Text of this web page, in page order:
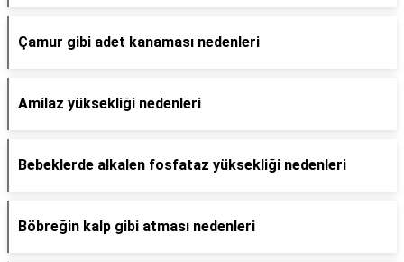
Çamur gibi adet kanaması nedenleri
Amilaz yüksekliği nedenleri
Bebeklerde alkalen fosfataz yüksekliği nedenleri
Böbreğin kalp gibi atması nedenleri